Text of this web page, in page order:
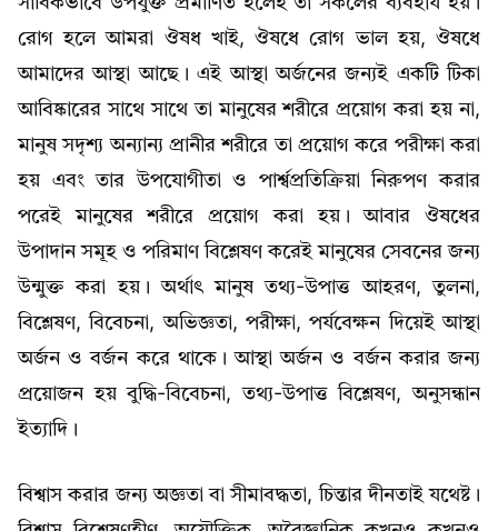
রোগ হলে আমরা ঔষধ খাই, ঔষধে রোগ ভাল হয়, ঔষধে
আমাদের আস্থা আছে। এই আস্থা অর্জনের জন্যই একটি টিকা
আবিষ্কারের সাথে সাথে তা মানুষের শরীরে প্রয়োগ করা হয় না,
মানুষ সদৃশ্য অন্যান্য প্রানীর শরীরে তা প্রয়োগ করে পরীক্ষা করা
হয় এবং তার উপযোগীতা ও পার্শ্বপ্রতিক্রিয়া নিরুপণ করার
পরেই মানুষের শরীরে প্রয়োগ করা হয়। আবার ঔষধের
উপাদান সমূহ ও পরিমাণ বিশ্লেষণ করেই মানুষের সেবনের জন্য
উন্মুক্ত করা হয়। অর্থাৎ মানুষ তথ্য-উপাত্ত আহরণ, তুলনা,
বিশ্লেষণ, বিবেচনা, অভিজ্ঞতা, পরীক্ষা, পর্যবেক্ষন দিয়েই আস্থা
অর্জন ও বর্জন করে থাকে। আস্থা অর্জন ও বর্জন করার জন্য
প্রয়োজন হয় বুদ্ধি-বিবেচনা, তথ্য-উপাত্ত বিশ্লেষণ, অনুসন্ধান
ইত্যাদি।
বিশ্বাস করার জন্য অজ্ঞতা বা সীমাবদ্ধতা, চিন্তার দীনতাই যথেষ্ট।